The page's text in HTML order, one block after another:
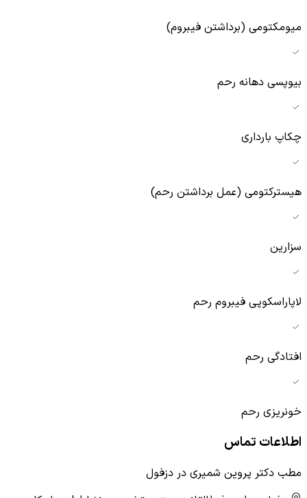
میومکتومی (برداشتن فیبروم)
بیوپسی دهانه رحم
چکاپ بارداری
هیسترکتومی (عمل برداشتن رحم)
سزارین
لاپاراسکوپی فیبروم رحم
افتادگی رحم
خونریزی رحم
اطلاعات تماس
مطب دکتر پروین شمیری در دزفول